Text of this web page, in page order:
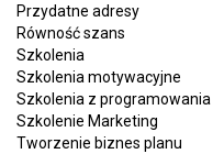
Przydatne adresy
Równość szans
Szkolenia
Szkolenia motywacyjne
Szkolenia z programowania
Szkolenie Marketing
Tworzenie biznes planu